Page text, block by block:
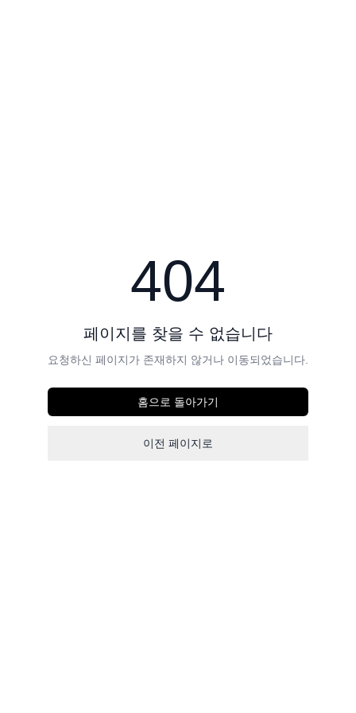
404
페이지를 찾을 수 없습니다
요청하신 페이지가 존재하지 않거나 이동되었습니다.
홈으로 돌아가기
이전 페이지로